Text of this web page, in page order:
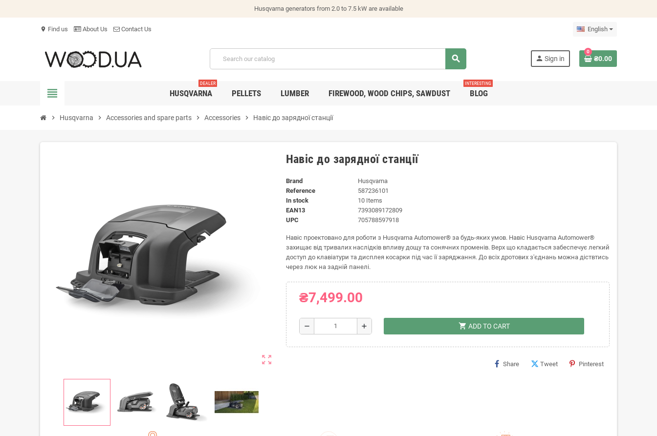
Husqvarna generators from 2.0 to 7.5 kW are available
location_on Find us About Us Contact Us English
search person Sign in
0
₴0.00
view_headline HUSQVARNA
DEALER
PELLETS LUMBER FIREWOOD, WOOD CHIPS, SAWDUST BLOG
INTERESTING
chevron_right Husqvarna chevron_right Accessories and spare parts chevron_right Accessories chevron_right Навіс до зарядної станції
zoom_out_map
Навіс до зарядної станції
Brand
Husqvarna
Reference
587236101
In stock
10 Items
EAN13
7393089172809
UPC
705788597918
Навіс проектовано для роботи з Husqvarna Automower® за будь-яких умов. Навіс Husqvarna Automower®
захищає від тривалих наслідків впливу дощу та сонячних променів. Верх що кладається забеспечує легкий
доступ до клавіатури та дисплея косарки під час її заряджання. До всіх дротових з'єднань можна діствтись
через люк на задній панелі.
₴7,499.00
remove add shopping_cart ADD TO CART
Share Tweet Pinterest